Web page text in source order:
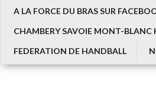
A LA FORCE DU BRAS SUR
CHAMBERY SAVOIE MONT-BLANC
FEDERATION DE HANDBALL